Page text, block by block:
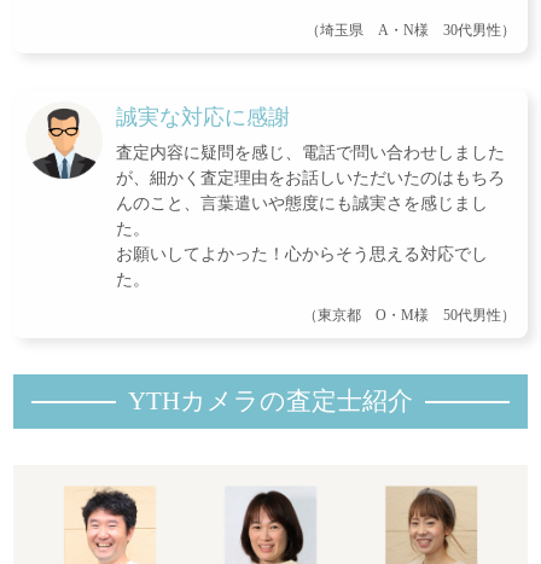
（埼玉県 A・N様 30代男性）
誠実な対応に感謝
査定内容に疑問を感じ、電話で問い合わせしました
が、細かく査定理由をお話しいただいたのはもちろ
んのこと、言葉遣いや態度にも誠実さを感じまし
た。
お願いしてよかった！心からそう思える対応でし
た。
（東京都 O・M様 50代男性）
YTHカメラの査定士紹介